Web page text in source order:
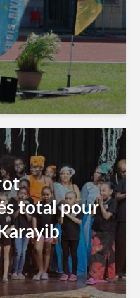
total pour